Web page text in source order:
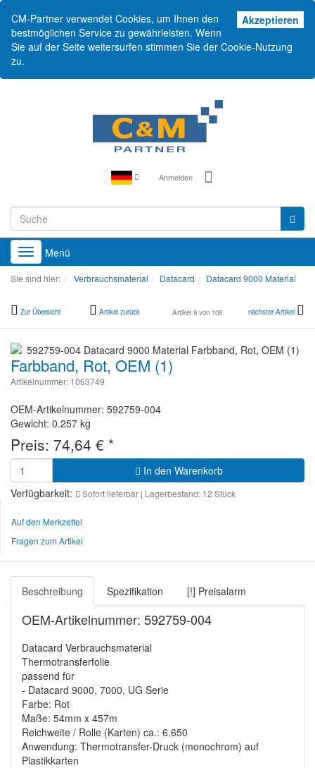
Akzeptieren
CM-Partner verwendet Cookies, um Ihnen den
bestmöglichen Service zu gewährleisten. Wenn
Sie auf der Seite weitersurfen stimmen Sie der Cookie-Nutzung
zu.
Anmelden
Toggle
navigation
Menü
Sie sind hier: Verbrauchsmaterial Datacard Datacard 9000 Material
Zur Übersicht Artikel zurück Artikel 8 von 108 nächster Artikel
Farbband, Rot, OEM (1)
Artikelnummer: 1063749
OEM-Artikelnummer: 592759-004
Gewicht: 0.257 kg
Preis: 74,64 € *
In den Warenkorb
Verfügbarkeit:
Sofort lieferbar | Lagerbestand: 12 Stück
Auf den Merkzettel
Fragen zum Artikel
Beschreibung Spezifikation [!] Preisalarm
OEM-Artikelnummer: 592759-004
Datacard Verbrauchsmaterial
Thermotransferfolie
passend für
- Datacard 9000, 7000, UG Serie
Farbe: Rot
Maße: 54mm x 457m
Reichweite / Rolle (Karten) ca.: 6.650
Anwendung: Thermotransfer-Druck (monochrom) auf
Plastikkarten